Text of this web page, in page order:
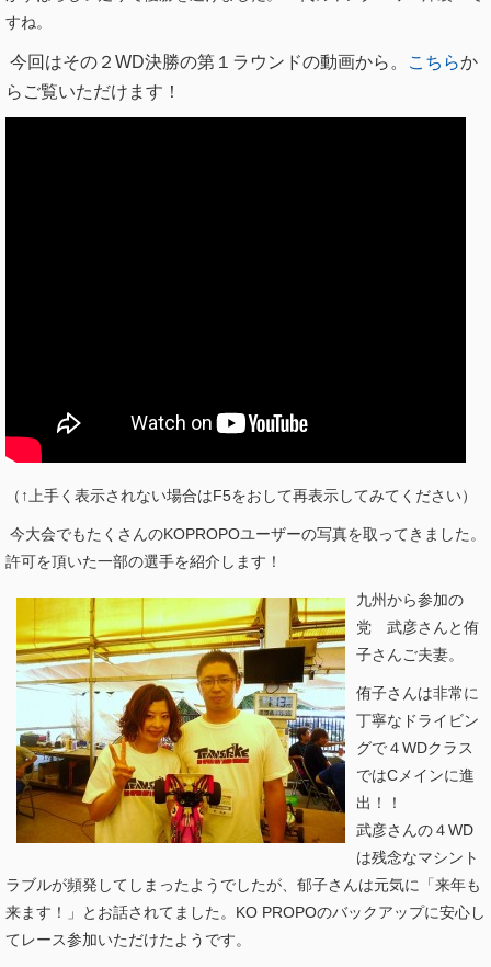
すね。
今回はその２WD決勝の第１ラウンドの動画から。 こちらか
らご覧いただけます！
（↑上手く表示されない場合はF5をおして再表示してみてください）
今大会でもたくさんのKOPROPOユーザーの写真を取ってきました。
許可を頂いた一部の選手を紹介します！
九州から参加の
党 武彦さんと侑
子さんご夫妻。
侑子さんは非常に
丁寧なドライビン
グで４WDクラス
ではCメインに進
出！！
武彦さんの４WD
は残念なマシント
ラブルが頻発してしまったようでしたが、郁子さんは元気に「来年も
来ます！」とお話されてました。KO PROPOのバックアップに安心し
てレース参加いただけたようです。